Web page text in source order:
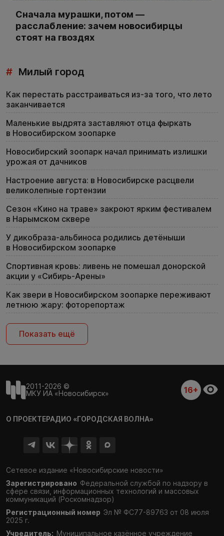
Сначала мурашки, потом —
расслабление: зачем новосибирцы
стоят на гвоздях
# Милый город
Как перестать расстраиваться из-за того, что лето
заканчивается
Маленькие выдрята заставляют отца фыркать
в Новосибирском зоопарке
Новосибирский зоопарк начал принимать излишки
урожая от дачников
Настроение августа: в Новосибирске расцвели
великолепные гортензии
Сезон «Кино на траве» закроют ярким фестивалем
в Нарымском сквере
У дикобраза-альбиноса родились детёныши
в Новосибирском зоопарке
Спортивная кровь: ливень не помешал донорской
акции у «Сибирь-Арены»
Как звери в Новосибирском зоопарке переживают
летнюю жару: фоторепортаж
Показать ещё
2011-2026 ©
МКУ ИА «Новосибирск»
16+
О ПРОЕКТЕРАДИО «ГОРОДСКАЯ ВОЛНА»
Сетевое издание «Новосибирские новости»
Зарегистрировано Федеральной службой по надзору в
сфере связи, информационных технологий и массовых
коммуникаций (Роскомнадзор)
Регистрационный номер Эл № ФС77-89763 от 08 июля
2025 г.
Учредитель: Муниципальное казённое учреждение